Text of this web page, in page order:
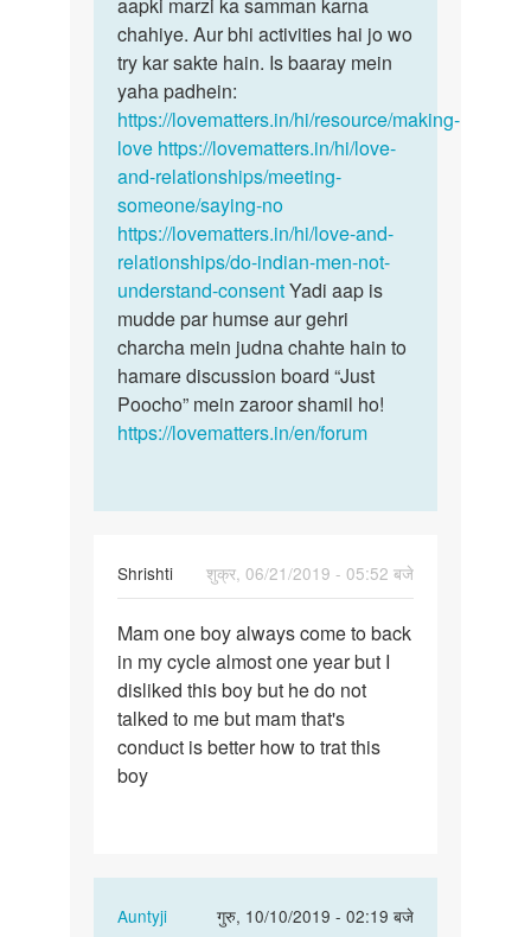
krti…
by
divya
k
aapki marzi ka samman karna
chahiye. Aur bhi activities hai jo wo
try kar sakte hain. Is baaray mein
yaha padhein:
https://lovematters.in/hi/resource/making-
love https://lovematters.in/hi/love-
and-relationships/meeting-
someone/saying-no
https://lovematters.in/hi/love-and-
relationships/do-indian-men-not-
understand-consentYadi aap is
mudde par humse aur gehri
charcha mein judna chahte hain to
hamare discussion board “Just
Poocho” mein zaroor shamil ho!
https://lovematters.in/en/forum
Shrishti
शुक्र, 06/21/2019 - 05:52 बजे
Mam
one
boy
always
come
to…
Mam one boy always come to back
in my cycle almost one year but I
disliked this boy but he do not
talked to me but mam that's
conduct is better how to trat this
boy
Auntyji गुरु, 10/10/2019 - 02:19 बजे
In